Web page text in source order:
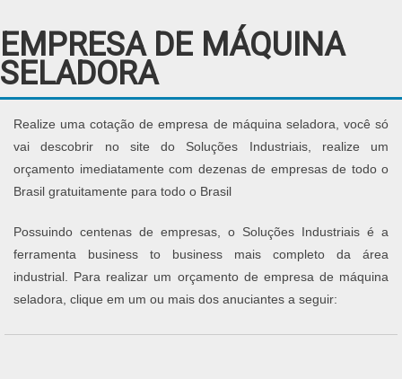
EMPRESA DE MÁQUINA
SELADORA
Realize uma cotação de empresa de máquina seladora, você só
vai descobrir no site do Soluções Industriais, realize um
orçamento imediatamente com dezenas de empresas de todo o
Brasil gratuitamente para todo o Brasil
Possuindo centenas de empresas, o Soluções Industriais é a
ferramenta business to business mais completo da área
industrial. Para realizar um orçamento de empresa de máquina
seladora, clique em um ou mais dos anuciantes a seguir: